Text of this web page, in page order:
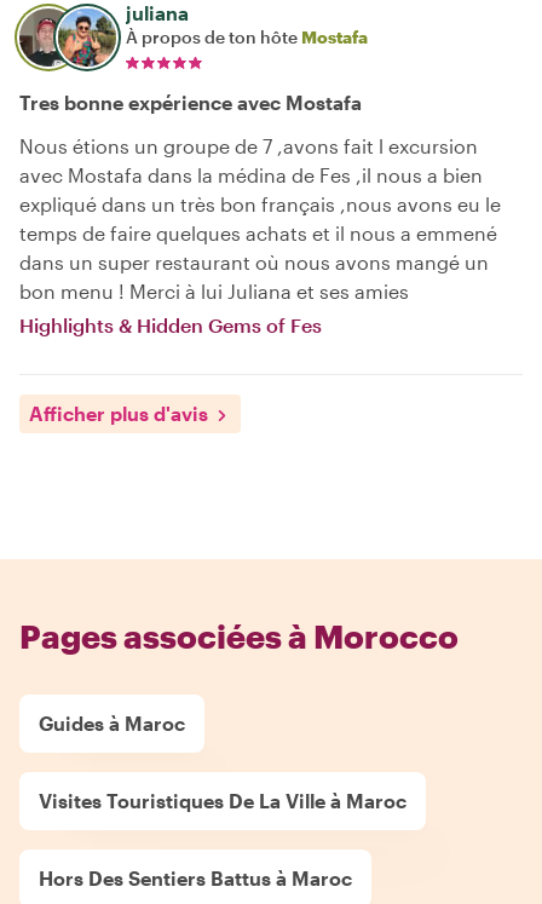
juliana
À propos de ton hôte Mostafa
Tres bonne expérience avec Mostafa
Nous étions un groupe de 7 ,avons fait l excursion
avec Mostafa dans la médina de Fes ,il nous a bien
expliqué dans un très bon français ,nous avons eu le
temps de faire quelques achats et il nous a emmené
dans un super restaurant où nous avons mangé un
bon menu ! Merci à lui Juliana et ses amies
Highlights & Hidden Gems of Fes
Afficher plus d'avis
Pages associées à Morocco
Guides à Maroc
Visites Touristiques De La Ville à Maroc
Hors Des Sentiers Battus à Maroc